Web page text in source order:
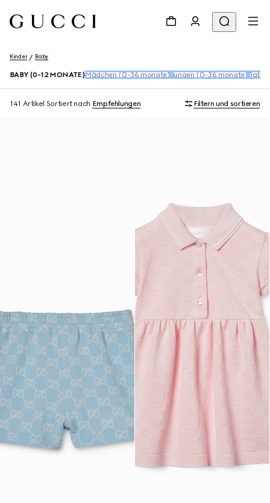
Kinder Baby
BABY (0-12 MONATE) Mädchen (0-36 monate) Jungen (0-36 monate) Baby
141 Artikel Sortiert nach Empfehlungen Filtern und sortieren